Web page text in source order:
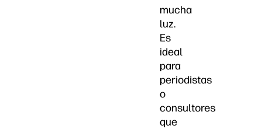
mucha
luz.
Es
ideal
para
periodistas
o
consultores
que